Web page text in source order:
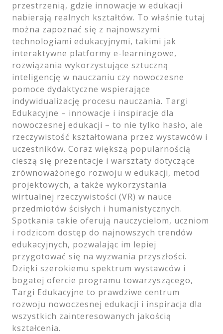
przestrzenią, gdzie innowacje w edukacji
nabierają realnych kształtów. To właśnie tutaj
można zapoznać się z najnowszymi
technologiami edukacyjnymi, takimi jak
interaktywne platformy e-learningowe,
rozwiązania wykorzystujące sztuczną
inteligencję w nauczaniu czy nowoczesne
pomoce dydaktyczne wspierające
indywidualizację procesu nauczania. Targi
Edukacyjne – innowacje i inspiracje dla
nowoczesnej edukacji – to nie tylko hasło, ale
rzeczywistość kształtowana przez wystawców i
uczestników. Coraz większą popularnością
cieszą się prezentacje i warsztaty dotyczące
zrównoważonego rozwoju w edukacji, metod
projektowych, a także wykorzystania
wirtualnej rzeczywistości (VR) w nauce
przedmiotów ścisłych i humanistycznych.
Spotkania takie oferują nauczycielom, uczniom
i rodzicom dostęp do najnowszych trendów
edukacyjnych, pozwalając im lepiej
przygotować się na wyzwania przyszłości.
Dzięki szerokiemu spektrum wystawców i
bogatej ofercie programu towarzyszącego,
Targi Edukacyjne to prawdziwe centrum
rozwoju nowoczesnej edukacji i inspiracja dla
wszystkich zainteresowanych jakością
kształcenia.